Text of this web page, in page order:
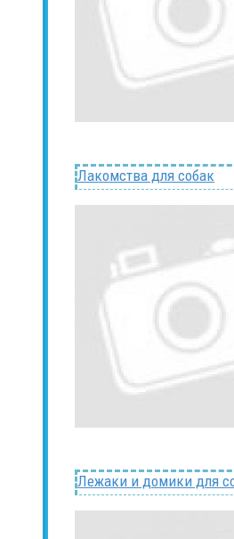
Лакомства для собак
Лежаки и домики для